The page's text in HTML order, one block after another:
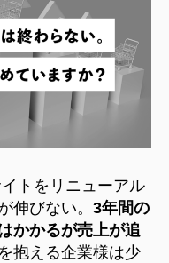
トをリニューアル
伸びない。 3年間の
かかるが売上が追
抱える企業様は少